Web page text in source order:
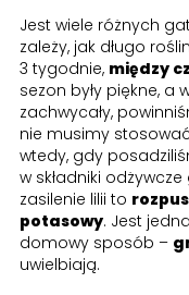
Jest wiele różnych
zależy, jak długo
3 tygodnie, między
sezon były piękne, a
zachwycały,
nie musimy
wtedy, gdy
w składniki
zasilenie lilii to
potasowy. Jest
domowy sposób –
uwielbiają.